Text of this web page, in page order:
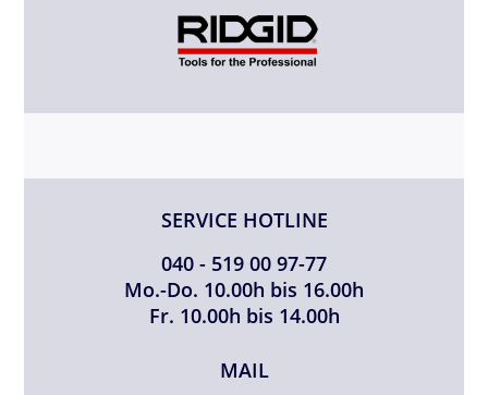
SERVICE HOTLINE
040 - 519 00 97-77
Mo.-Do. 10.00h bis 16.00h
Fr. 10.00h bis 14.00h
MAIL